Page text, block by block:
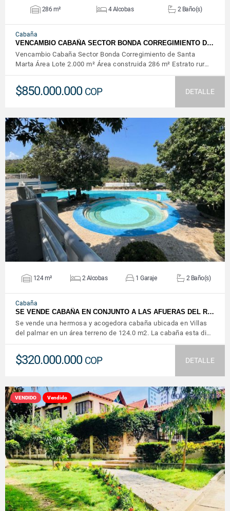
286 m² 4 Alcobas 2 Baño(s)
Cabaña
VENCAMBIO CABAÑA SECTOR BONDA CORREGIMIENTO D…
Vencambio Cabaña Sector Bonda Corregimiento de Santa
Marta Área Lote 2.000 m² Área construida 286 m² Estrato rur…
$850.000.000 COP DETALLE
VER DETALLES
124 m² 2 Alcobas 1 Garaje 2 Baño(s)
Cabaña
SE VENDE CABAÑA EN CONJUNTO A LAS AFUERAS DEL R…
Se vende una hermosa y acogedora cabaña ubicada en Villas
del palmar en un área terreno de 124.0 m2. La cabaña esta di…
$320.000.000 COP DETALLE
VENDIDO Vendido
VER DETALLES